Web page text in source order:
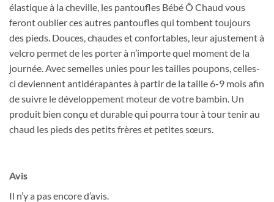
élastique à la cheville, les pantoufles Bébé Ô Chaud vous
feront oublier ces autres pantoufles qui tombent toujours
des pieds. Douces, chaudes et confortables, leur ajustement à
velcro permet de les porter à n’importe quel moment de la
journée. Avec semelles unies pour les tailles poupons, celles-
ci deviennent antidérapantes à partir de la taille 6-9 mois afin
de suivre le développement moteur de votre bambin. Un
produit bien conçu et durable qui pourra tour à tour tenir au
chaud les pieds des petits frères et petites sœurs.
Avis
Il n’y a pas encore d’avis.
Date de naissance
Cliquez ici pour obtenir votre 10%